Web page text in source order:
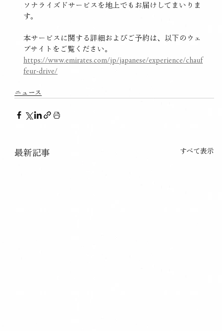
ソナライズドサービスを地上でもお届けしてまいりま
す。
本サービスに関する詳細およびご予約は、以下のウェ
ブサイトをご覧ください。
https://www.emirates.com/jp/japanese/experience/chauf
feur-drive/
ニュース
最新記事 すべて表示